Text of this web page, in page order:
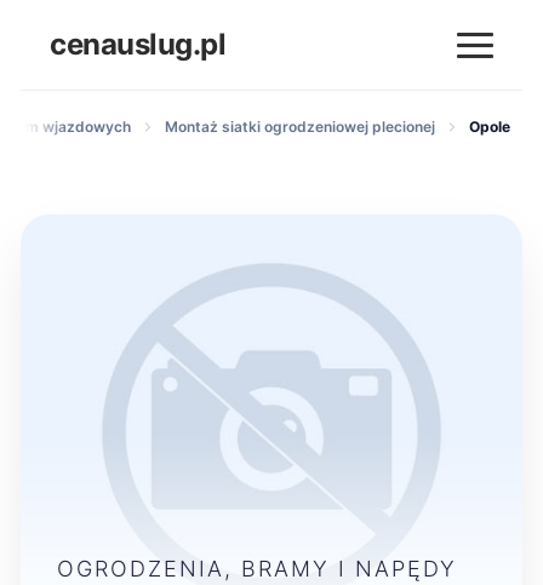
cenauslug.pl
wjazdowych Montaż siatki ogrodzeniowej plecionej Opole
OGRODZENIA, BRAMY I NAPĘDY